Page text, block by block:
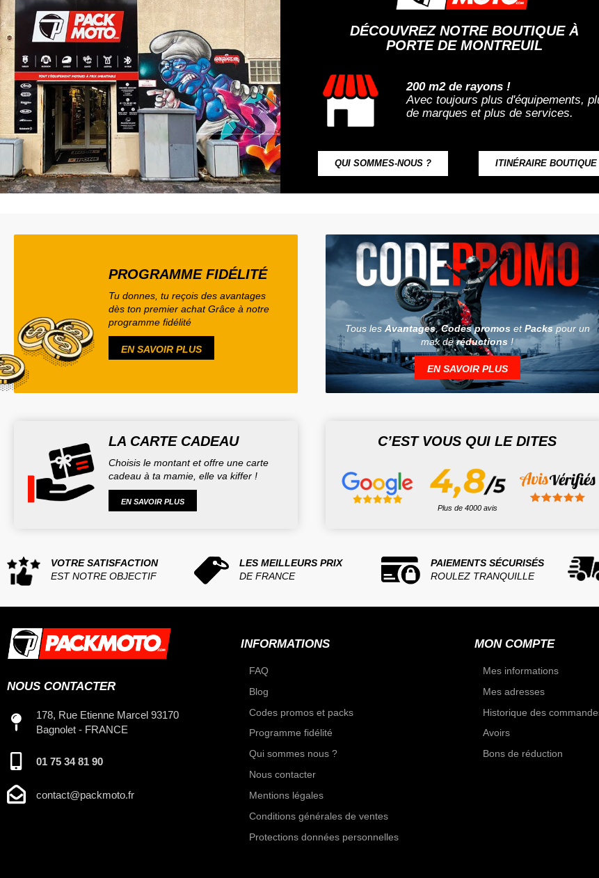
DÉCOUVREZ NOTRE BOUTIQUE À
PORTE DE MONTREUIL
200 m2 de rayons !
Avec toujours plus d'équipements,
de marques et plus de services.
QUI SOMMES-NOUS ? ITINÉRAIRE BOUTIQUE
PROGRAMME FIDÉLITÉ
Tu donnes, tu reçois des avantages
dès ton premier achat Grâce à notre
programme fidélité
EN SAVOIR PLUS
Tous les Avantages,Codes promosetPackspour un
max deréductions !
EN SAVOIR PLUS
LA CARTE CADEAU
Choisis le montant et offre une carte
cadeau à ta mamie, elle va kiffer !
EN SAVOIR PLUS
C’EST VOUS QUI LE DITES
Plus de 4000 avis
VOTRE SATISFACTION
EST NOTRE OBJECTIF
LES MEILLEURS PRIX
DE FRANCE
PAIEMENTS SÉCURISÉS
ROULEZ TRANQUILLE
NOUS CONTACTER
178, Rue Etienne Marcel 93170
Bagnolet - FRANCE
01 75 34 81 90
contact@packmoto.fr
INFORMATIONS
FAQ
Blog
Codes promos et packs
Programme fidélité
Qui sommes nous ?
Nous contacter
Mentions légales
Conditions générales de ventes
Protections données personnelles
MON COMPTE
Mes informations
Mes adresses
Historique des
Avoirs
Bons de réduction